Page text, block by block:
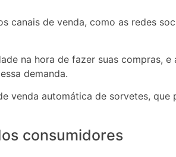
canais de venda, como as redes
na hora de fazer suas compras, e
demanda.
venda automática de sorvetes, que
consumidores